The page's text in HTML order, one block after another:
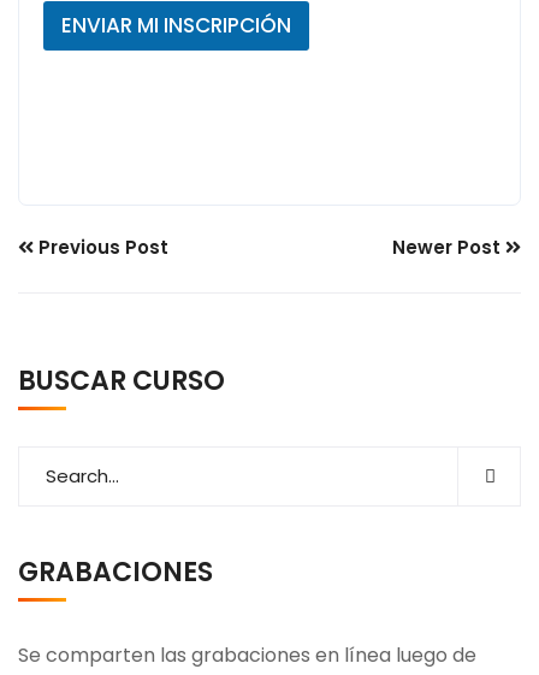
ENVIAR MI INSCRIPCIÓN
Previous Post Newer Post
BUSCAR CURSO
GRABACIONES
Se comparten las grabaciones en línea luego de